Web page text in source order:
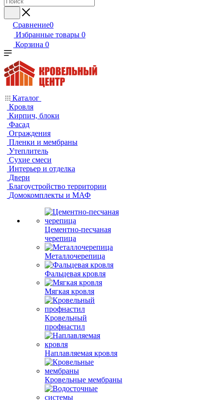
Сравнение0
Избранные товары 0
Корзина 0
Каталог
Кровля
Кирпич, блоки
Фасад
Ограждения
Пленки и мембраны
Утеплитель
Сухие смеси
Интерьер и отделка
Двери
Благоустройство территории
Домокомплекты и МАФ
Цементно-песчаная
черепица
Металлочерепица
Фальцевая кровля
Мягкая кровля
Кровельный
профнастил
Наплавляемая кровля
Кровельные мембраны